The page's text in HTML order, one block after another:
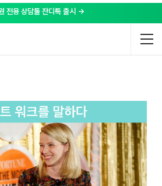
전용 상담툴 잔디톡 출시 →